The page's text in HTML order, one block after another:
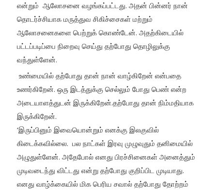
என்றும் ஆலோசனை வழங்கப்பட்டது. அதன் பின்னர் நான்
தொடர்ச்சியாக மருத்துவ சிகிச்சைகள் மற்றும்
ஆலோசனைகளை பெற்றுக் கொண்டேன். அதற்கிடையில்
பட்டப்படிப்பை நிறைவு செய்து தற்போது தொழிலுக்கு
வந்துள்ளேன்.
உண்மையில் தற்போது தான் நான் வாழ்கிறேன் என்பதை
உணர்கிறேன். ஒரு இடத்துக்கு செல்லும் போது பெண் என்ற
அடையாளத்துடன் இருக்கிறேன்.தற்போது தான் நிம்மதியாக
இருக்கிறேன்.
‘இருப்பினும் இவையொன்றும் எனக்கு இலகுவில்
கிடைக்கவில்லை. பல நாட்கள் இரவு முழுவுதும் தனிமையில்
அழுதுள்ளேன். அதேபோல் எனது பிரச்சினைகள் அனைத்தும்
முடிவடைந்து விட்டது என்று தற்போது குறிப்பிட முடியாது.
எனது வாழ்க்கையில் மிக பெரிய சவால் தற்போது தோற்றம்